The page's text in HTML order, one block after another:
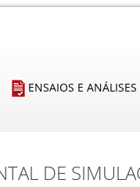
ENSAIOS E ANÁLISES
DE